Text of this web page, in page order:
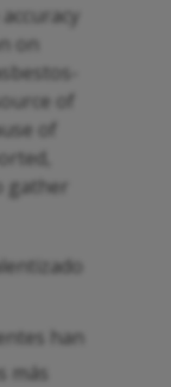
accuracy
on
of
of
gather
han
más